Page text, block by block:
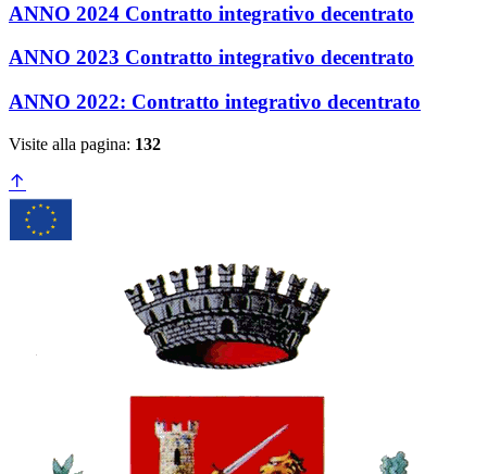
ANNO 2024 Contratto integrativo decentrato
ANNO 2023 Contratto integrativo decentrato
ANNO 2022: Contratto integrativo decentrato
Visite alla pagina: 132